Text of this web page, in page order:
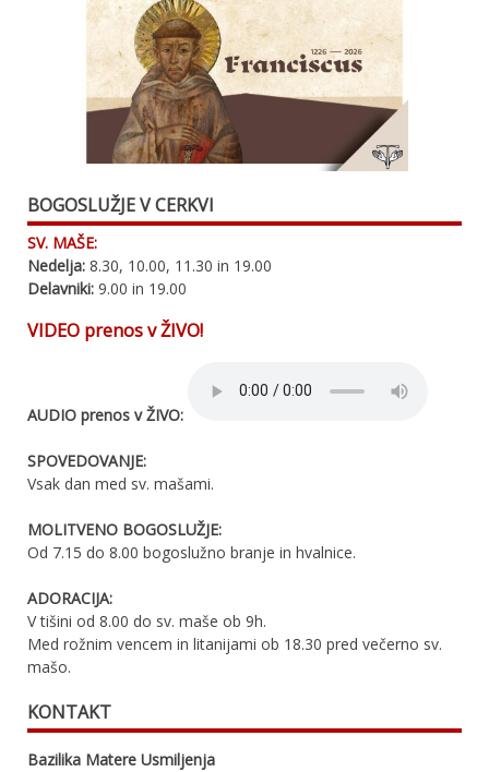
BOGOSLUŽJE V CERKVI
SV. MAŠE:
Nedelja: 8.30, 10.00, 11.30 in 19.00
Delavniki: 9.00 in 19.00
VIDEO prenos v ŽIVO!
AUDIO prenos v ŽIVO:
SPOVEDOVANJE:
Vsak dan med sv. mašami.
MOLITVENO BOGOSLUŽJE:
Od 7.15 do 8.00 bogoslužno branje in hvalnice.
ADORACIJA:
V tišini od 8.00 do sv. maše ob 9h.
Med rožnim vencem in litanijami ob 18.30 pred večerno sv.
mašo.
KONTAKT
Bazilika Matere Usmiljenja